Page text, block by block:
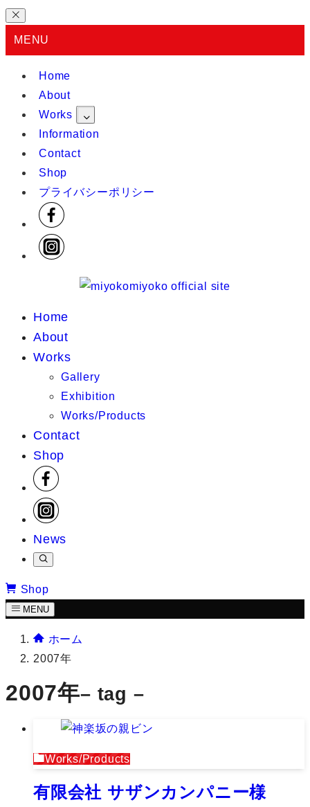
MENU
Home
About
Works
Information
Contact
Shop
プライバシーポリシー
Home
About
Works
Gallery
Exhibition
Works/Products
Contact
Shop
News
Shop
MENU
ホーム
2007年
2007年– tag –
Works/Products
有限会社 サザンカンパニー様